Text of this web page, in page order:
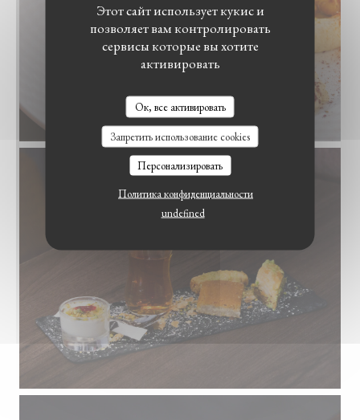
Этот сайт использует кукис и
позволяет вам контролировать
сервисы которые вы хотите
активировать
Ок, все активировать
Запретить использование cookies
Персонализировать
Политика конфиденциальности
undefined